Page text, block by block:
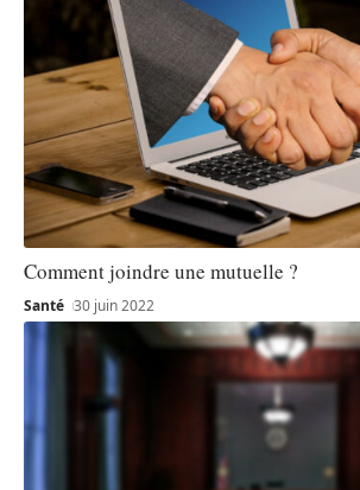
Comment joindre une mutuelle ?
Santé 30 juin 2022